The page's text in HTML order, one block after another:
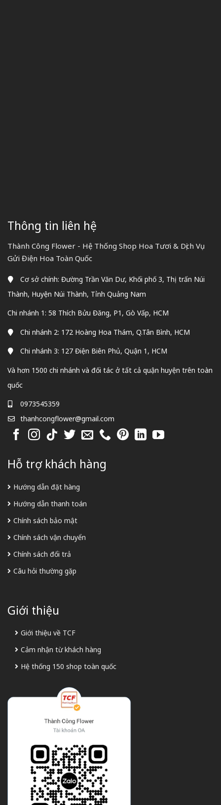
Thông tin liên hệ
Thành Công Flower - Hệ Thống Shop Hoa Tươi & Dịch Vụ
Gửi Điện Hoa Toàn Quốc
Cơ sở chính: Đường Trần Văn Dư, Khối phố 3, Thị trấn Núi
Thành, Huyện Núi Thành, Tỉnh Quảng Nam
Chi nhánh 1: 58 Thích Bửu Đăng, P1, Gò Vấp, HCM
Chi nhánh 2: 172 Hoàng Hoa Thám, Q.Tân Bình, HCM
Chi nhánh 3: 127 Điện Biên Phủ, Quận 1, HCM
Và hơn 1500 chi nhánh và đối tác ở tất cả quận huyện trên toàn
quốc
0973545359
thanhcongflower@gmail.com
Hỗ trợ khách hàng
Hướng dẫn đặt hàng
Hướng dẫn thanh toán
Chính sách bảo mật
Chính sách vận chuyển
Chính sách đổi trả
Câu hỏi thường gặp
Giới thiệu
Giới thiệu về TCF
Cảm nhận từ khách hàng
Hệ thống 150 shop toàn quốc